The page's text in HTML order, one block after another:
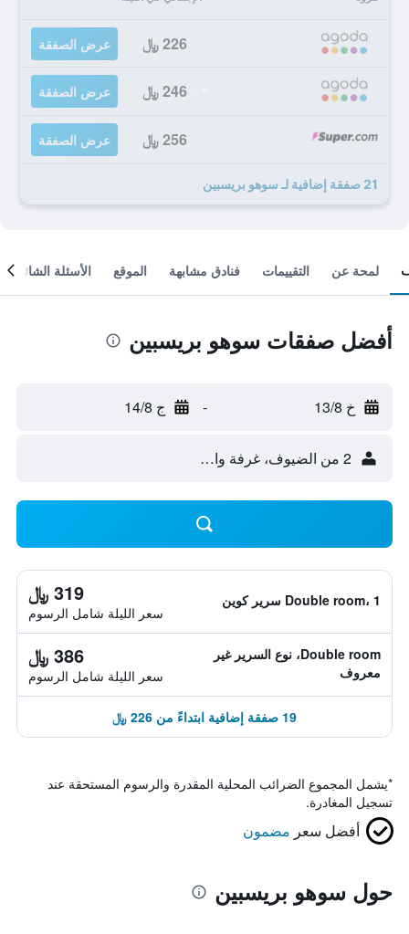
226 ﷼ عرض الصفقة
246 ﷼ عرض الصفقة
256 ﷼ عرض الصفقة
21 صفقة إضافية لـ سوهو بريسبين
لمحة عن التقييمات فنادق مشابهة الموقع الأسئلة الشائعة
أفضل صفقات سوهو بريسبين
خ 13/8 - ج 14/8
2 من الضيوف، غرفة واحدة
Double room، 1 سرير كوين 319 ﷼
سعر الليلة شامل الرسوم
Double room، نوع السرير غير
معروف
386 ﷼
سعر الليلة شامل الرسوم
19 صفقة إضافية ابتداءً من 226 ﷼
*يشمل المجموع الضرائب المحلية المقدرة والرسوم المستحقة عند
تسجيل المغادرة.
أفضل سعر مضمون
حول سوهو بريسبين